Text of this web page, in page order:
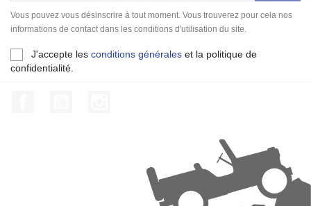
Vous pouvez vous désinscrire à tout moment. Vous trouverez pour cela nos
informations de contact dans les conditions d'utilisation du site.
J'accepte les conditions générales et la politique de
confidentialité.